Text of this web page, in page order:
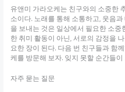
유앤미 가라오케는 친구와의 소중한
소이다. 노래를 통해 소통하고, 웃음
을 보내는 것은 일상에서 필요한 소
한 취미 활동이 아닌, 서로의 감정을
요한 장이 된다. 다음 번 친구들과 함
케를 방문해 보자. 잊지 못할 순간들
자주 묻는 질문